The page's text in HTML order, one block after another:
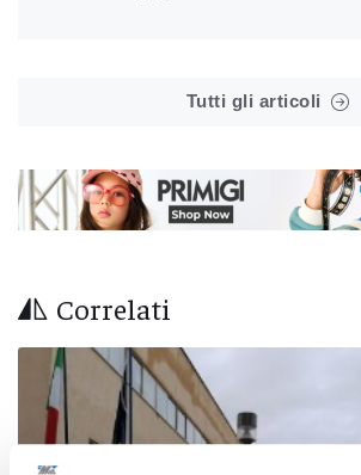
Tutti gli articoli
Correlati